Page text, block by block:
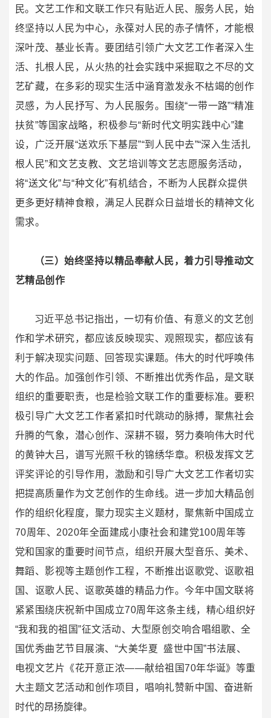
民。文艺工作和文联工作只有贴近人民、服务人民，始
终坚持以人民为中心，永葆对人民的赤子情怀，才能根
深叶茂、基业长青。要团结引领广大文艺工作者深入生
活、扎根人民，从火热的社会实践中采掘取之不尽的文
艺矿藏，在多彩的现实生活中涵育激发永不枯竭的创作
灵感，为人民抒写、为人民服务。围绕“一带一路”“精准
扶贫”等国家战略，积极参与“新时代文明实践中心”建
设，广泛开展“送欢乐下基层”“到人民中去”“深入生活扎
根人民”和文艺支教、文艺培训等文艺志愿服务活动，
将“送文化”与“种文化”有机结合，不断为人民群众提供
更多更好精神食粮，满足人民群众日益增长的精神文化
需求。
（三）始终坚持以精品奉献人民，着力引导推动文
艺精品创作
习近平总书记指出，一切有价值、有意义的文艺创
作和学术研究，都应该反映现实、观照现实，都应该有
利于解决现实问题、回答现实课题。伟大的时代呼唤伟
大的作品。加强创作引领、不断推出优秀作品，是文联
组织的重要职责，也是检验文联工作的重要标准。要积
极引导广大文艺工作者紧扣时代跳动的脉搏，聚焦社会
升腾的气象，潜心创作、深耕不辍，努力奏响伟大时代
的黄钟大吕，谱写光照千秋的锦绣华章。积极发挥文艺
评奖评论的引导作用，激励和引导广大文艺工作者切实
把提高质量作为文艺创作的生命线。进一步加大精品创
作的组织化程度，聚力现实主义题材，聚焦新中国成立
70周年、2020年全面建成小康社会和建党100周年等
党和国家的重要时间节点，组织开展大型音乐、美术、
舞蹈、影视等主题创作工程，不断推出讴歌党、讴歌祖
国、讴歌人民、讴歌英雄的精品力作。今年中国文联将
紧紧围绕庆祝新中国成立70周年这条主线，精心组织好
“我和我的祖国”征文活动、大型原创交响合唱组歌、全
国优秀曲艺节目展演、“大美华夏 盛世中国”书法展、
电视文艺片《花开意正浓——献给祖国70年华诞》等重
大主题文艺活动和创作项目，唱响礼赞新中 国、奋进新
时代的昂扬旋律。